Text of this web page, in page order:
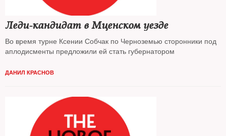
Леди-кандидат в Мценском уезде
Во время турне Ксении Собчак по Черноземью сторонники под
аплодисменты предложили ей стать губернатором
ДАНИЛ КРАСНОВ